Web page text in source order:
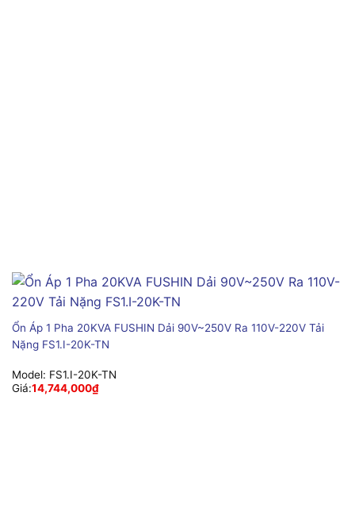
Ổn Áp 1 Pha 20KVA FUSHIN Dải 90V~250V Ra 110V-220V Tải
Nặng FS1.I-20K-TN
Model: FS1.I-20K-TN
Giá:14,744,000₫